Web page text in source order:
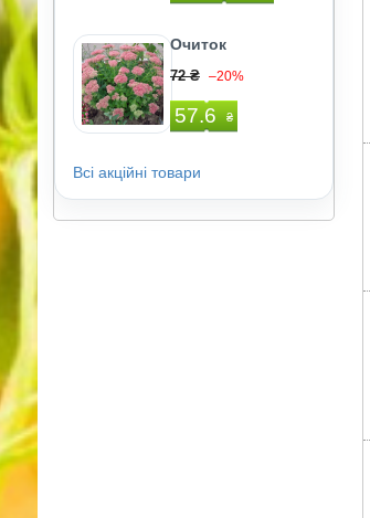
Очиток
72 ₴ –20%
57.6 ₴
Всі акційні товари